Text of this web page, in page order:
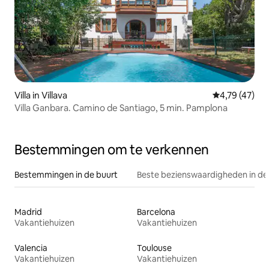
Villa in Villava Gemiddelde
4,79 (47)
Villa Ganbara. Camino de Santiago, 5 min. Pamplona
Bestemmingen om te verkennen
Bestemmingen in de buurt Beste bezienswaardigheden in
Madrid
Vakantiehuizen
Barcelona
Vakantiehuizen
Valencia
Vakantiehuizen
Toulouse
Vakantiehuizen